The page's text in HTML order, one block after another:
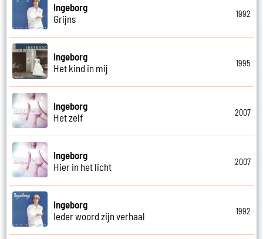
Ingeborg
Grijns
1992
Ingeborg
Het kind in mij
1995
Ingeborg
Het zelf
2007
Ingeborg
Hier in het licht
2007
Ingeborg
Ieder woord zijn verhaal
1992